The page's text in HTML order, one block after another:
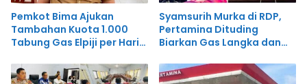
Pemkot Bima Ajukan
Tambahan Kuota 1.000
Tabung Gas Elpiji per Hari
Syamsurih Murka di RDP,
Pertamina Dituding
Biarkan Gas Langka dan